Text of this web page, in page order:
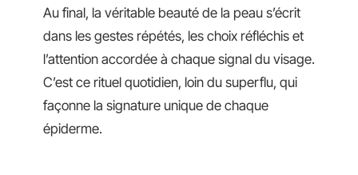
Au final, la véritable beauté de la peau s’écrit
dans les gestes répétés, les choix réfléchis et
l’attention accordée à chaque signal du visage.
C’est ce rituel quotidien, loin du superflu, qui
façonne la signature unique de chaque
épiderme.